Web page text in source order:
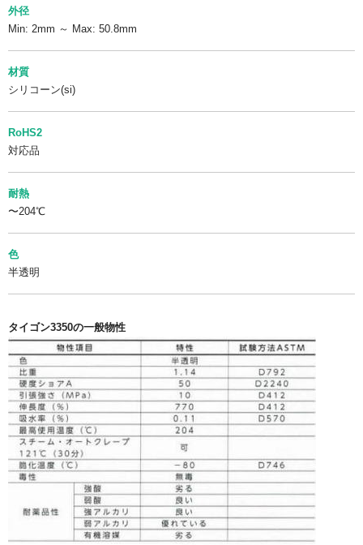
外径
Min: 2mm ～ Max: 50.8mm
材質
シリコーン(si)
RoHS2
対応品
耐熱
〜204℃
色
半透明
タイゴン3350の一般物性